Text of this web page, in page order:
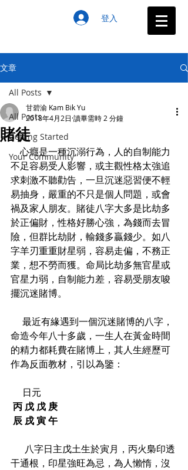
登入
文章
All Posts
Getting Started
Your Community
All Posts
賭徒
甘碧渝 Kam Bik Yu
2018年4月2日 讀畢需時 2 分鐘
    心癮是一種沉溺行為，人的自制能力
不足容易受人影響，或主觀性格太強追
求刺激不聽勸告，一旦沉迷惡習便不輕
易抽身，嚴重的不只是個人問題，或會
禍及家人朋友。賭徒八字大多是比劫多
於正偏財，性格好勝心強，為錢而去冒
險，但群比劫財，輸錢多贏錢少。如八
字羊刃重重財星弱，容易走偏，不務正
業，想不勞而獲。命局比劫多無官星或
官星力弱，自制能力差，容易受朋友唆
擺沉迷賭博。
命造今年八十多歲，一生人在黃金時間
的精力都耗費在賭博上，其人生經歷可
作為反面教材，引以為鑒：
     日元
丙 戊 戊 庚
辰 戌 寅 午
干通根，印星強旺為忌，為人懶惰，沒